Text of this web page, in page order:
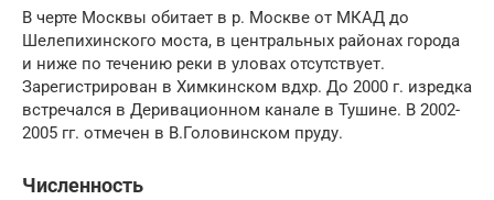
В черте Москвы обитает в р. Москве от МКАД до
Шелепихинского моста, в центральных районах города
и ниже по течению реки в уловах отсутствует.
Зарегистрирован в Химкинском вдхр. До 2000 г. изредка
встречался в Деривационном канале в Тушине. В 2002-
2005 гг. отмечен в В.Головинском пруду.
Численность